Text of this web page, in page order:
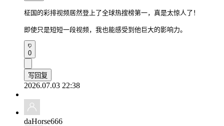
柾国的彩排视频居然登上了全球热搜榜第一，真是太惊人了！
即使只是短短一段视频，我也能感受到他巨大的影响力。
0
写回复
2026.07.03 22:38
daHorse666